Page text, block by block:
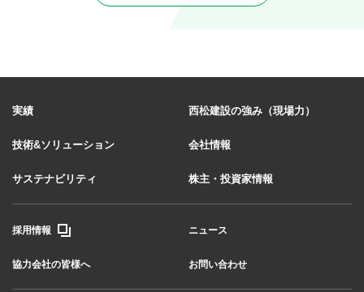
実績 西松建設の強み（現場力）
技術&ソリューション 会社情報
サステナビリティ 株主・投資家情報
採用情報 ニュース
協力会社の皆様へ お問い合わせ